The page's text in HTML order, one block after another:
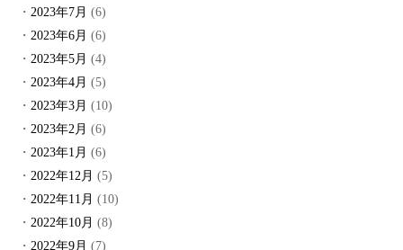
2023年7月 (6)
2023年6月 (6)
2023年5月 (4)
2023年4月 (5)
2023年3月 (10)
2023年2月 (6)
2023年1月 (6)
2022年12月 (5)
2022年11月 (10)
2022年10月 (8)
2022年9月 (7)